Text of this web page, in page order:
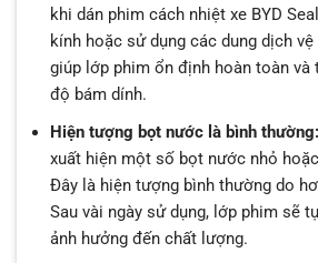
khi dán phim cách nhiệt xe BYD
kính hoặc sử dụng các dung dịch
giúp lớp phim ổn định hoàn toàn và
độ bám dính.
Hiện tượng bọt nước là bình thường:
xuất hiện một số bọt nước nhỏ
Đây là hiện tượng bình thường do
Sau vài ngày sử dụng, lớp phim sẽ
ảnh hưởng đến chất lượng.